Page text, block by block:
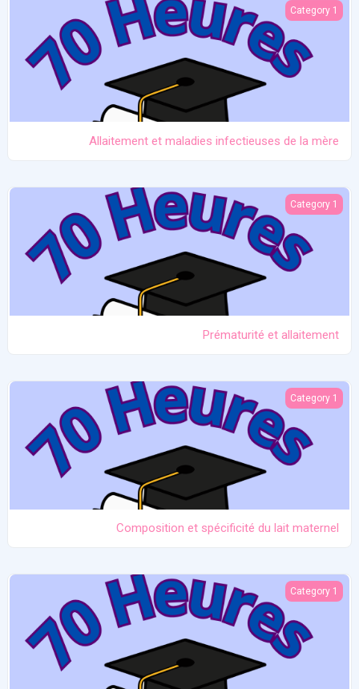
Allaitement et maladies infectieuses de la mère
Category 1
Allaitement et maladies infectieuses de la mère
Prématurité et allaitement
Category 1
Prématurité et allaitement
Composition et spécificité du lait maternel
Category 1
Composition et spécificité du lait maternel
Equipement et technologie de l'allaitement
Category 1